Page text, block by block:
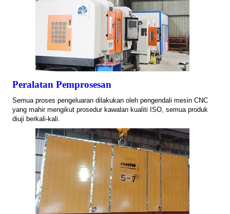
Peralatan Pemprosesan
Semua proses pengeluaran dilakukan oleh pengendali mesin CNC
yang mahir mengikut prosedur kawalan kualiti ISO, semua produk
diuji berkali-kali.